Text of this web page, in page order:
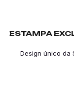
ESTAMPA
Design único da